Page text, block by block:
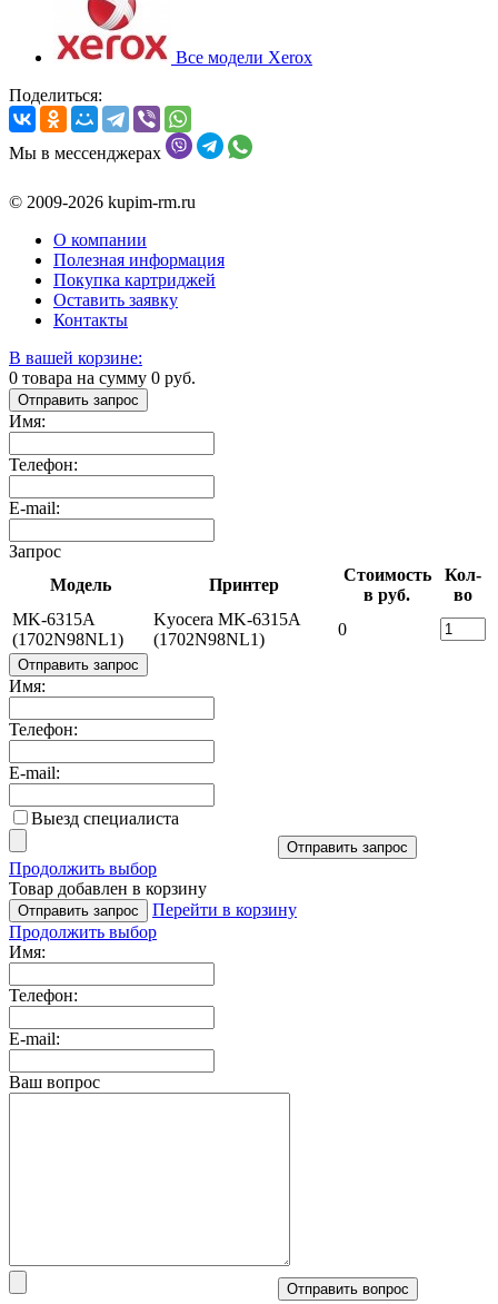
Все модели Xerox
Поделиться:
Мы в мессенджерах
© 2009-2026 kupim-rm.ru
О компании
Полезная информация
Покупка картриджей
Оставить заявку
Контакты
В вашей корзине:
0 товара на сумму 0 руб.
Отправить запрос
Имя:
Телефон:
E-mail:
Запрос
Модель
Принтер
Стоимость
в руб.
Кол-
во
MK-6315A
(1702N98NL1)
Kyocera MK-6315A
(1702N98NL1)
0
Отправить запрос
Имя:
Телефон:
E-mail:
Выезд специалиста
Отправить запрос
Продолжить выбор
Товар добавлен в корзину
Отправить запрос
Перейти в корзину
Продолжить выбор
Имя:
Телефон:
E-mail:
Ваш вопрос
Отправить вопрос